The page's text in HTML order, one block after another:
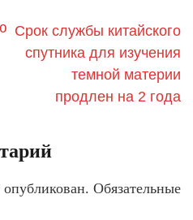
Срок службы китайского
спутника для изучения
темной материи
продлен на 2 года
Обязательные